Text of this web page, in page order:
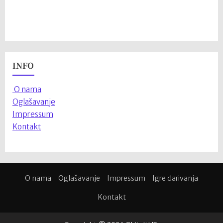
INFO
O nama
Oglašavanje
Impressum
Kontakt
O nama Oglašavanje Impressum Igre darivanja
Kontakt